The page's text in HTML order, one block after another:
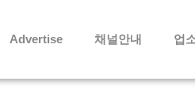
Advertise 채널안내 업